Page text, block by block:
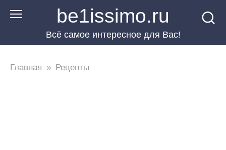
Перейти
be1issimo.ru
Всё самое интересное для Вас!
Главная » Рецепты